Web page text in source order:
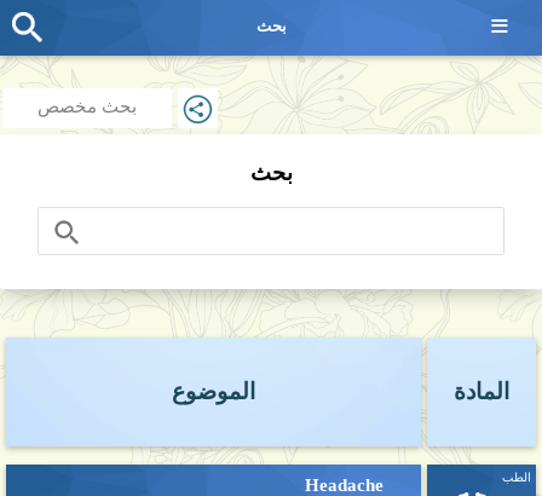
بحث مخصص
بحث
المادة الموضوع
الطب Headache
≡ بحث